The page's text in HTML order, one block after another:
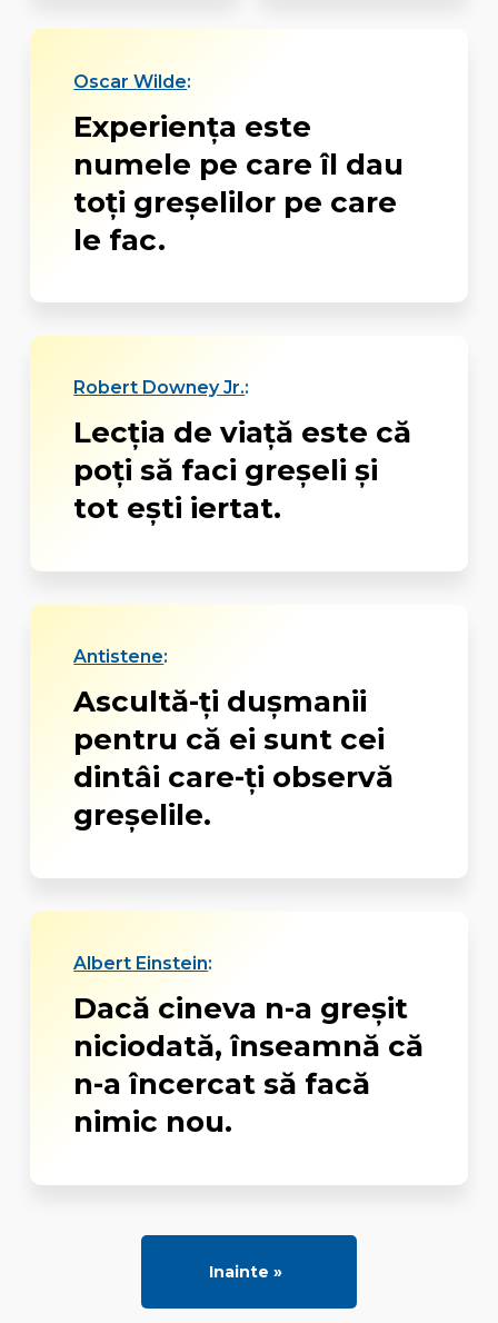
Oscar Wilde:
Experiența este
numele pe care îl dau
toți greșelilor pe care
le fac.
Robert Downey Jr.:
Lecţia de viaţă este că
poţi să faci greşeli şi
tot eşti iertat.
Antistene:
Ascultă-ţi duşmanii
pentru că ei sunt cei
dintâi care-ţi observă
greşelile.
Albert Einstein:
Dacă cineva n-a greșit
niciodată, înseamnă că
n-a încercat să facă
nimic nou.
Inainte »